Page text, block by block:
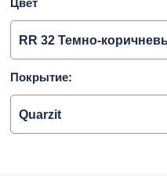
Цвет
RR 32 Темно-
Покрытие:
Quarzit